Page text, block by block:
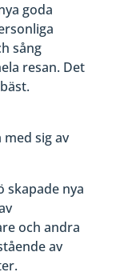
goda
sång
resan. Det
sig av
skapade nya
och andra
av